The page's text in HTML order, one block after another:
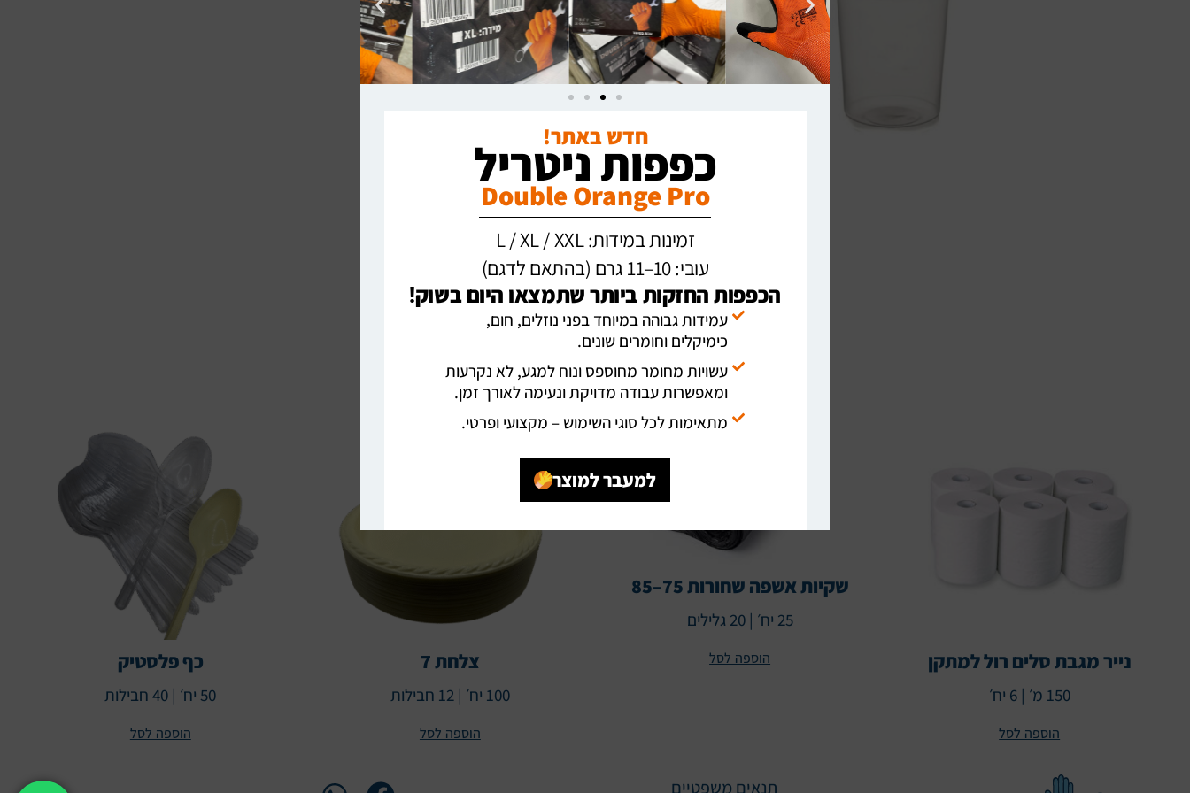
מוצרים קשורים
נייר מגבת סלים רול למתקן
150 מ׳ | 6 יח׳
הוספה לסל
שקיות אשפה שחורות 75–85
25 יח׳ | 20 גלילים
הוספה לסל צלחת 7
100 יח׳ | 12 חבילות
הוספה לסל
כף פלסטיק
50 יח׳ | 40 חבילות
הוספה לסל
תנאים משפטיים
חדש באתר!
כפפות ניטריל
Double Orange Pro
זמינות במידות: L / XL / XXL
עובי: 10–11 גרם (בהתאם לדגם)
הכפפות החזקות ביותר שתמצאו היום בשוק!
עמידות גבוהה במיוחד בפני נוזלים, חום,
כימיקלים וחומרים שונים.
עשויות מחומר מחוספס ונוח למגע, לא נקרעות
ומאפשרות עבודה מדויקת ונעימה לאורך זמן.
מתאימות לכל סוגי השימוש – מקצועי ופרטי.
למעבר למוצר